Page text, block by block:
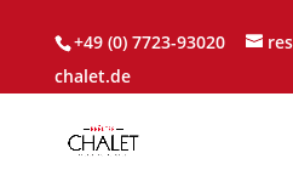
+49 (0) 7723-93020
chalet.de